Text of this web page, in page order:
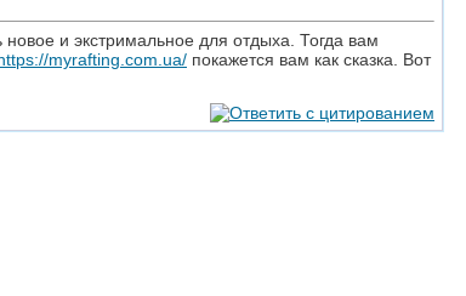
и экстримальное для отдыха. Тогда вам
myrafting.com.ua/ покажется вам как сказка. Вот